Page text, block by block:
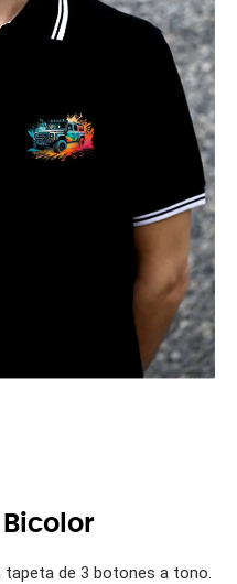
de 3 botones a tono.